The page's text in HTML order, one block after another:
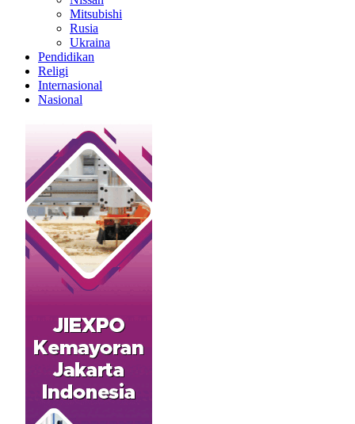
Mitsubishi
Rusia
Ukraina
Pendidikan
Religi
Internasional
Nasional